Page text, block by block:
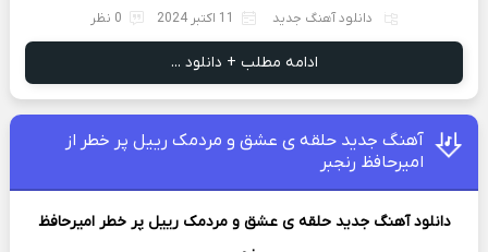
دانلود آهنگ جدید 11 اکتبر 2024 0 نظر
ادامه مطلب + دانلود ...
آهنگ جدید حلقه ی عشق و مردمک رییل پر خطر از
امیرحافظ رنجبر
دانلود آهنگ جدید حلقه ی عشق و مردمک رییل پر خطرامیرحافظ